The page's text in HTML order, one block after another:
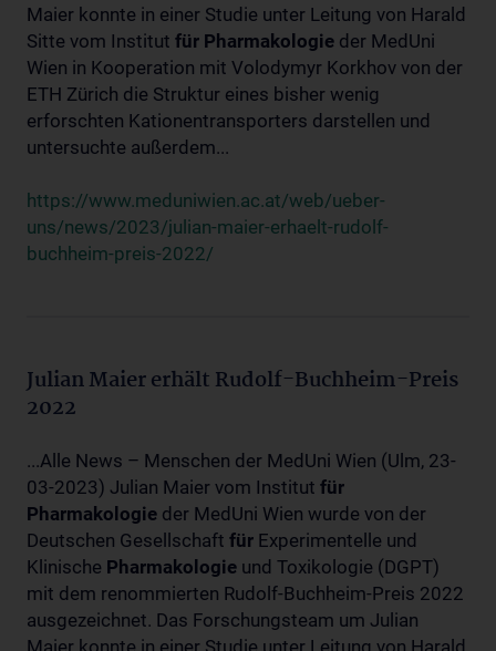
Maier konnte in einer Studie unter Leitung von Harald
Sitte vom Institut für Pharmakologie der MedUni
Wien in Kooperation mit Volodymyr Korkhov von der
ETH Zürich die Struktur eines bisher wenig
erforschten Kationentransporters darstellen und
untersuchte außerdem...
https://www.meduniwien.ac.at/web/ueber-
uns/news/2023/julian-maier-erhaelt-rudolf-
buchheim-preis-2022/
Julian Maier erhält Rudolf-Buchheim-Preis
2022
...Alle News – Menschen der MedUni Wien (Ulm, 23-
03-2023) Julian Maier vom Institut für
Pharmakologie der MedUni Wien wurde von der
Deutschen Gesellschaft für Experimentelle und
Klinische Pharmakologie und Toxikologie (DGPT)
mit dem renommierten Rudolf-Buchheim-Preis 2022
ausgezeichnet. Das Forschungsteam um Julian
Maier konnte in einer Studie unter Leitung von Harald